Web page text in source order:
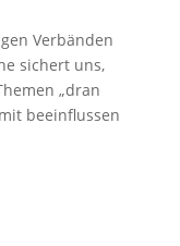
Verbänden
sichert uns,
„dran
beeinflussen